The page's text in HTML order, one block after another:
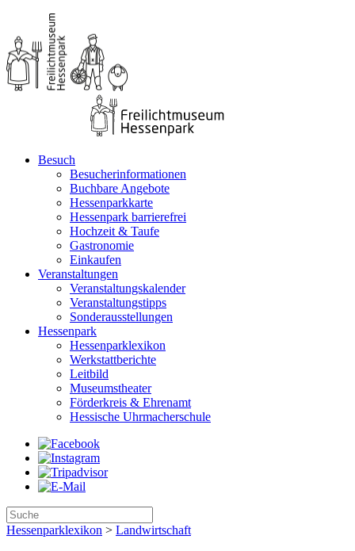
Besuch
Besucherinformationen
Buchbare Angebote
Hessenparkkarte
Hessenpark barrierefrei
Hochzeit & Taufe
Gastronomie
Einkaufen
Veranstaltungen
Veranstaltungskalender
Veranstaltungstipps
Sonderausstellungen
Hessenpark
Hessenparklexikon
Werkstattberichte
Leitbild
Museumstheater
Förderkreis & Ehrenamt
Hessische Uhrmacherschule
Hessenparklexikon > Landwirtschaft